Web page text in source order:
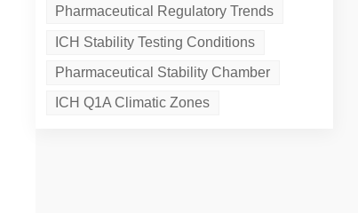
Pharmaceutical Regulatory Trends
ICH Stability Testing Conditions
Pharmaceutical Stability Chamber
ICH Q1A Climatic Zones